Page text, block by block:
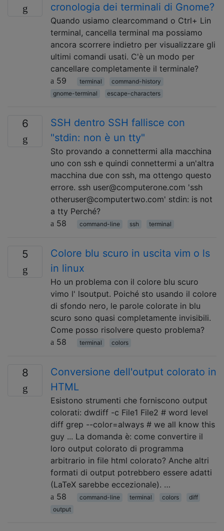
cronologia dei terminali di Gnome?
Quando usiamo clearcommand o Ctrl+ Lin
terminal, cancella terminal ma possiamo
ancora scorrere indietro per visualizzare gli
ultimi comandi usati. C'è un modo per
cancellare completamente il terminale?
59
terminal
command-history
gnome-terminal
escape-characters
6
SSH dentro SSH fallisce con
"stdin: non è un tty"
Sto provando a connettermi alla macchina
uno con ssh e quindi connettermi a un'altra
macchina due con ssh, ma ottengo questo
errore. ssh user@computerone.com 'ssh
otheruser@computertwo.com' stdin: is not
a tty Perché?
58
command-line ssh terminal
5
Colore blu scuro in uscita vim o ls
in linux
Ho un problema con il colore blu scuro
vimo l' lsoutput. Poiché sto usando il colore
di sfondo nero, le parole colorate in blu
scuro sono quasi completamente invisibili.
Come posso risolvere questo problema?
58
terminal colors
8
Conversione dell'output colorato in
HTML
Esistono strumenti che forniscono output
colorati: dwdiff -c File1 File2 # word level
diff grep --color=always # we all know this
guy ... La domanda è: come convertire il
loro output colorato di programma
arbitrario in file html colorato? Anche altri
formati di output potrebbero essere adatti
(LaTeX sarebbe eccezionale). …
58
command-line terminal colors
diff
output